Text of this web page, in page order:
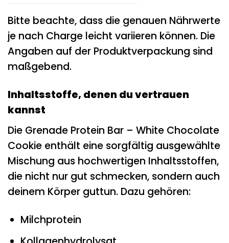
Bitte beachte, dass die genauen Nährwerte
je nach Charge leicht variieren können. Die
Angaben auf der Produktverpackung sind
maßgebend.
Inhaltsstoffe, denen du vertrauen
kannst
Die Grenade Protein Bar – White Chocolate
Cookie enthält eine sorgfältig ausgewählte
Mischung aus hochwertigen Inhaltsstoffen,
die nicht nur gut schmecken, sondern auch
deinem Körper guttun. Dazu gehören:
Milchprotein